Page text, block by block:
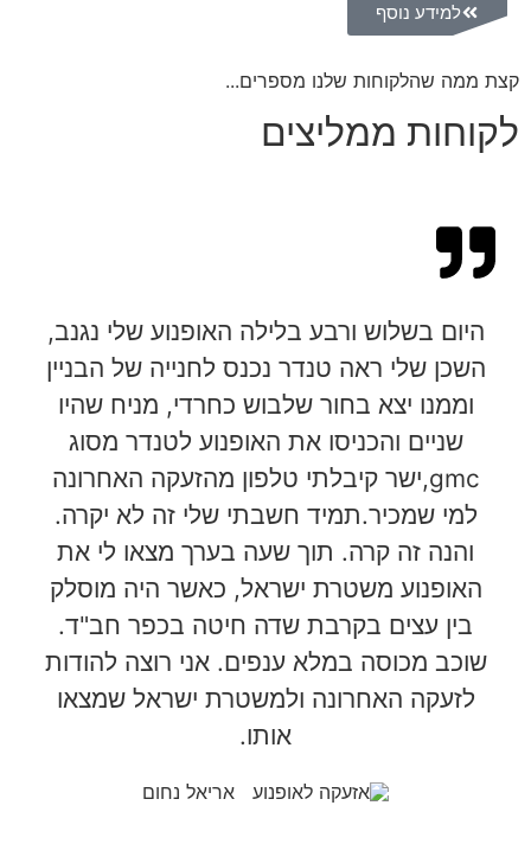
למידע נוסף
קצת ממה שהלקוחות שלנו מספרים...
לקוחות ממליצים
היום בשלוש ורבע בלילה האופנוע שלי נגנב,
השכן שלי ראה טנדר נכנס לחנייה של הבניין
וממנו יצא בחור שלבוש כחרדי, מניח שהיו
שניים והכניסו את האופנוע לטנדר מסוג
gmc,ישר קיבלתי טלפון מהזעקה האחרונה
למי שמכיר.תמיד חשבתי שלי זה לא יקרה.
והנה זה קרה. תוך שעה בערך מצאו לי את
האופנוע משטרת ישראל, כאשר היה מוסלק
בין עצים בקרבת שדה חיטה בכפר חב"ד.
שוכב מכוסה במלא ענפים. אני רוצה להודות
לזעקה האחרונה ולמשטרת ישראל שמצאו
אותו.
אריאל נחום